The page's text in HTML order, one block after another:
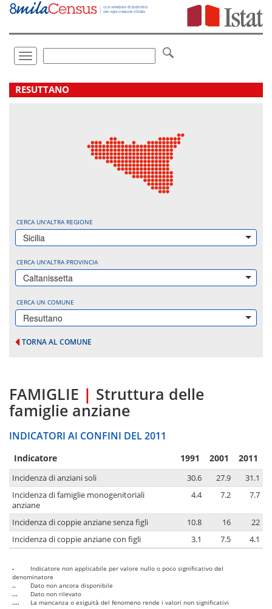
Vai
direttamente
Toggle
navigation
.
RESUTTANO
CERCA UN'ALTRA REGIONE
Sicilia
CERCA UN'ALTRA PROVINCIA
Caltanissetta
CERCA UN COMUNE
Resuttano
TORNA AL COMUNE
FAMIGLIE | Struttura delle
famiglie anziane
INDICATORI AI CONFINI DEL 2011
Indicatore 1991 2001 2011
Incidenza di anziani soli 30.6 27.9
31.1
Incidenza di famiglie monogenitoriali
anziane
4.4 7.2 7.7
Incidenza di coppie anziane senza figli 10.8 16
22
Incidenza di coppie anziane con figli
3.1 7.5 4.1
-
Indicatore non applicabile per valore nullo o poco significativo del
denominatore
..
Dato non ancora disponibile
...
Dato non rilevato
....
La mancanza o esiguità del fenomeno rende i valori non significativi